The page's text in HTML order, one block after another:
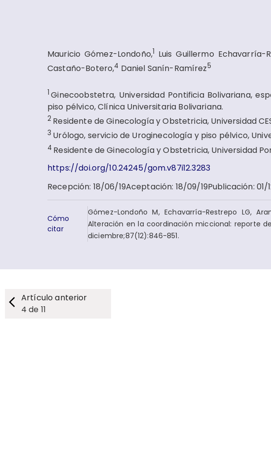
Mauricio Gómez-Londoño,1 Luis Guillermo Echavarría-
Castaño-Botero,4 Daniel Sanín-Ramírez5
1 Ginecoobstetra, Universidad Pontificia Bolivariana,
piso pélvico, Clínica Universitaria Bolivariana.
2 Residente de Ginecología y Obstetricia, Universidad
3 Urólogo, servicio de Uroginecología y piso pélvico,
4 Residente de Ginecología y Obstetricia, Universidad
https://doi.org/10.24245/gom.v87i12.3283
Recepción: 18/06/19Aceptación: 18/09/19Publicación: 01/
Cómo
citar
Gómez-Londoño M, Echavarría-Restrepo LG,
Alteración en la coordinación miccional: reporte
diciembre;87(12):846-851.
Artículo anterior
4 de 11